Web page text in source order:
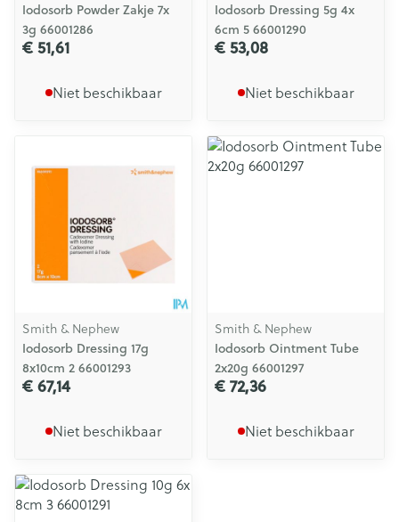
Iodosorb Powder Zakje 7x
3g 66001286
€ 51,61
Niet beschikbaar
Iodosorb Dressing 5g 4x
6cm 5 66001290
€ 53,08
Niet beschikbaar
Smith & Nephew
Iodosorb Dressing 17g
8x10cm 2 66001293
€ 67,14
Niet beschikbaar
Smith & Nephew
Iodosorb Ointment Tube
2x20g 66001297
€ 72,36
Niet beschikbaar